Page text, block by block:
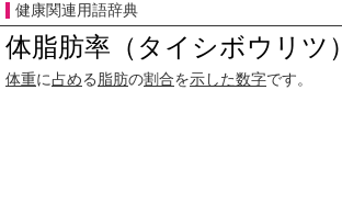
健康関連用語辞典
体脂肪率（タイシボウリツ）
体重に占める 脂肪の割合を示した数字です。